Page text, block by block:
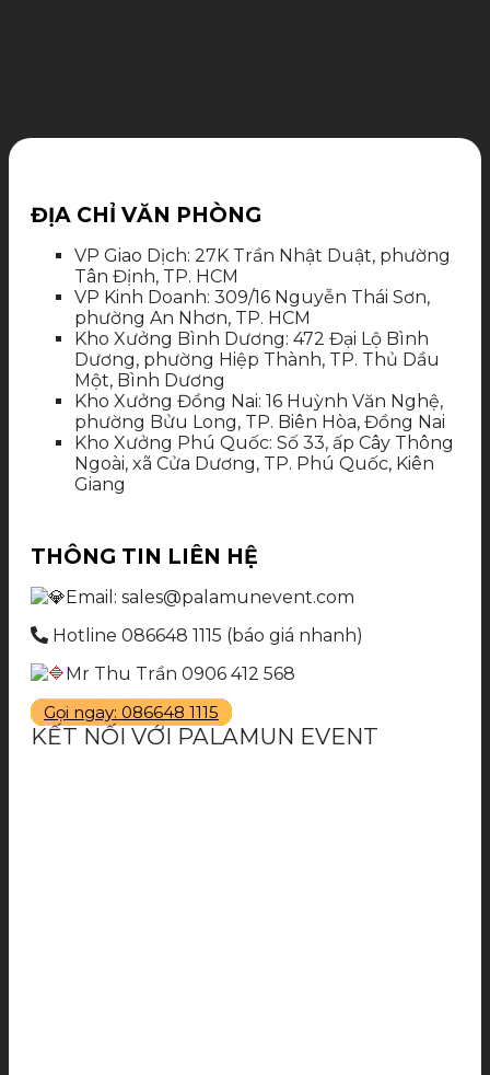
ĐỊA CHỈ VĂN PHÒNG
VP Giao Dịch: 27K Trần Nhật Duật, phường
Tân Định, TP. HCM
VP Kinh Doanh: 309/16 Nguyễn Thái Sơn,
phường An Nhơn, TP. HCM
Kho Xưởng Bình Dương: 472 Đại Lộ Bình
Dương, phường Hiệp Thành, TP. Thủ Dầu
Một, Bình Dương
Kho Xưởng Đồng Nai: 16 Huỳnh Văn Nghệ,
phường Bửu Long, TP. Biên Hòa, Đồng Nai
Kho Xưởng Phú Quốc: Số 33, ấp Cây Thông
Ngoài, xã Cửa Dương, TP. Phú Quốc, Kiên
Giang
THÔNG TIN LIÊN HỆ
Email: sales@palamunevent.com
Hotline 086648 1115 (báo giá nhanh)
Mr Thu Trần 0906 412 568
Gọi ngay: 086648 1115
KẾT NỐI VỚI PALAMUN EVENT